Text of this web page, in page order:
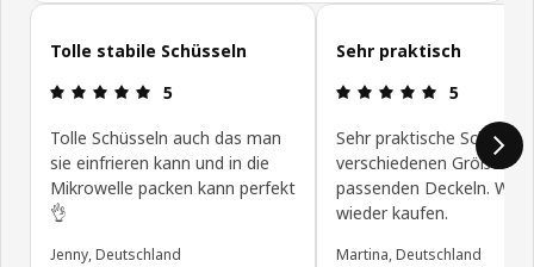
Kundenbewertungen überspringen
Tolle stabile Schüsseln
Bewertung: 5 von 5 Sterne
5
Tolle Schüsseln auch das man
sie einfrieren kann und in die
Mikrowelle packen kann perfekt
👌
Jenny, Deutschland
Sehr praktisch
5
Sehr praktische
verschiedenen Größen
passenden Deckeln.
wieder kaufen.
Martina, Deutschland